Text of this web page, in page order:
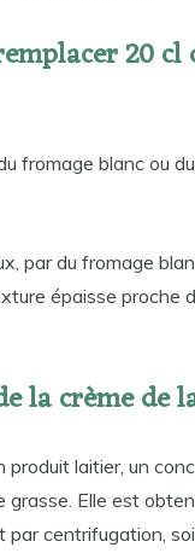
20 cl
fromage blanc ou
par du fromage
épaisse proche
la crème de
produit laitier, un
grasse. Elle est
par centrifugation,